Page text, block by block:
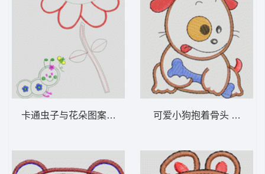
卡通虫子与花朵图案设计 卡通童装章标贴布 可爱小狗抱着